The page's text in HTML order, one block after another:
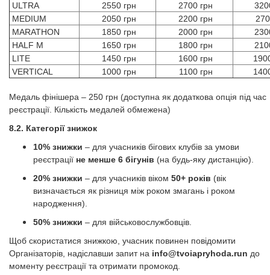
ULTRA
2550 грн 2700 грн
MEDIUM
2050 грн 2200 грн
MARATHON
1850 грн 2000 грн
HALF M
1650 грн 1800 грн
LITE
1450 грн 1600 грн
VERTICAL
1000 грн 1100 грн
Медаль фінішера – 250 грн (доступна як додаткова опція під час
реєстрації. Кількість медалей обмежена)
8.2. Категорії знижок
10% знижки – для учасників бігових клубів за умови
реєстрації не менше 6 бігунів (на будь-яку дистанцію).
20% знижки – для учасників віком 50+ років (вік
визначається як різниця між роком змагань і роком
народження).
50% знижки – для військовослужбовців.
Щоб скористатися знижкою, учасник повинен повідомити
Організаторів, надіславши запит на info@tvoiapryhoda.run до
моменту реєстрації та отримати промокод.